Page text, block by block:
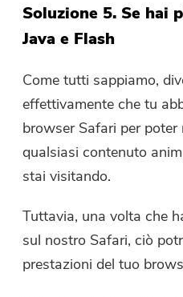
Soluzione 5. Se hai
Java e Flash
Come tutti sappiamo,
effettivamente che tu
browser Safari per poter
qualsiasi contenuto
stai visitando.
Tuttavia, una volta che
sul nostro Safari, ciò
prestazioni del tuo